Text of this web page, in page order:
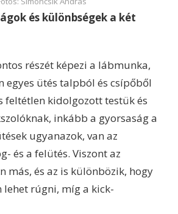
és különbségek a két
részét képezi a lábmunka,
egyes ütés talpból és csípőből
feltétlen kidolgozott testük és
inkább a gyorsaság a
ugyanazok, van az
és a felütés. Viszont az
más, és az is különbözik, hogy
lehet rúgni, míg a kick-